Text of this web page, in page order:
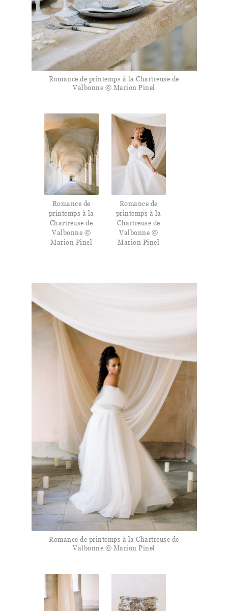
Romance de printemps à la Chartreuse de
Valbonne © Marion Pinel
Romance de
printemps à la
Chartreuse de
Valbonne ©
Marion Pinel
Romance de
printemps à la
Chartreuse de
Valbonne ©
Marion Pinel
Romance de printemps à la Chartreuse de
Valbonne © Marion Pinel